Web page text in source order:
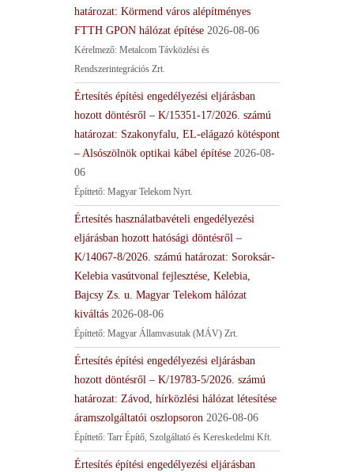
határozat: Körmend város alépítményes
FTTH GPON hálózat építése 2026-08-06
Kérelmező: Metalcom Távközlési és
Rendszerintegrációs Zrt.
Értesítés építési engedélyezési eljárásban
hozott döntésről – K/15351-17/2026. számú
határozat: Szakonyfalu, EL-elágazó kötéspont
– Alsószölnök optikai kábel építése 2026-08-
06
Építtető: Magyar Telekom Nyrt.
Értesítés használatbavételi engedélyezési
eljárásban hozott hatósági döntésről –
K/14067-8/2026. számú határozat: Soroksár-
Kelebia vasútvonal fejlesztése, Kelebia,
Bajcsy Zs. u. Magyar Telekom hálózat
kiváltás 2026-08-06
Építtető: Magyar Államvasutak (MÁV) Zrt.
Értesítés építési engedélyezési eljárásban
hozott döntésről – K/19783-5/2026. számú
határozat: Závod, hírközlési hálózat létesítése
áramszolgáltatói oszlopsoron 2026-08-06
Építtető: Tarr Építő, Szolgáltató és Kereskedelmi Kft.
Értesítés építési engedélyezési eljárásban